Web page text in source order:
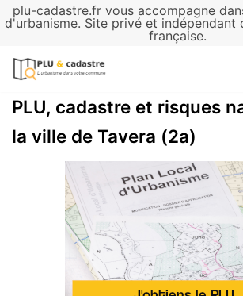
plu-cadastre.fr vous accompagne
d'urbanisme. Site privé et indépendant
française.
Aller
contenu
PLU, cadastre et risques
la ville de Tavera (2a)